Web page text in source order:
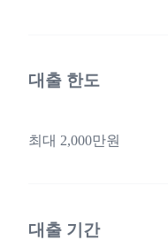
대출 한도
최대 2,000만원
대출 기간